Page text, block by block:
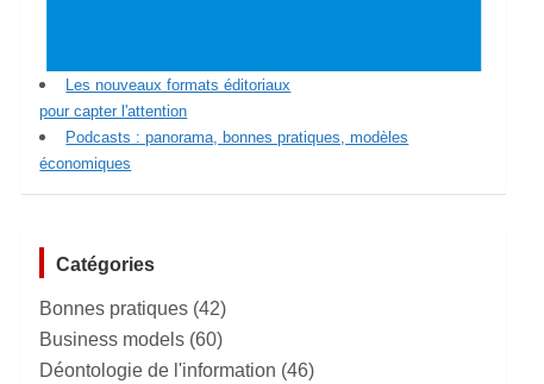
Les nouveaux formats éditoriaux
pour capter l'attention
Podcasts : panorama, bonnes pratiques, modèles
économiques
Catégories
Bonnes pratiques (42)
Business models (60)
Déontologie de l'information (46)